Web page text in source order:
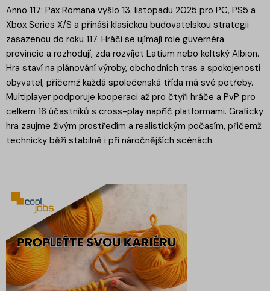
Anno 117: Pax Romana vyšlo 13. listopadu 2025 pro PC, PS5 a
Xbox Series X/S a přináší klasickou budovatelskou strategii
zasazenou do roku 117. Hráči se ujímají role guvernéra
provincie a rozhodují, zda rozvíjet Latium nebo keltský Albion.
Hra staví na plánování výroby, obchodních tras a spokojenosti
obyvatel, přičemž každá společenská třída má své potřeby.
Multiplayer podporuje kooperaci až pro čtyři hráče a PvP pro
celkem 16 účastníků s cross-play napříč platformami. Graficky
hra zaujme živým prostředím a realistickým počasím, přičemž
technicky běží stabilně i při náročnějších scénách.